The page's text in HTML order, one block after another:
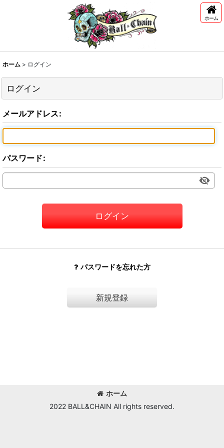
ホーム
ホーム > ログイン
ログイン
メールアドレス:
パスワード:
ログイン
パスワードを忘れた方
新規登録
ホーム
2022 BALL&CHAIN All rights reserved.